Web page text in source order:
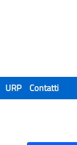
URP Contatti